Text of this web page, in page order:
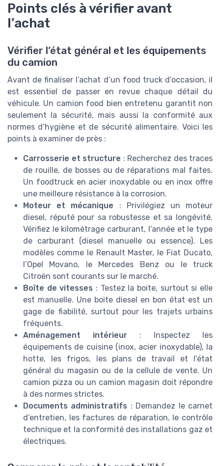
Points clés à vérifier avant
l’achat
Vérifier l’état général et les équipements
du camion
Avant de finaliser l’achat d’un food truck d’occasion, il
est essentiel de passer en revue chaque détail du
véhicule. Un camion food bien entretenu garantit non
seulement la sécurité, mais aussi la conformité aux
normes d’hygiène et de sécurité alimentaire. Voici les
points à examiner de près :
Carrosserie et structure : Recherchez des traces
de rouille, de bosses ou de réparations mal faites.
Un foodtruck en acier inoxydable ou en inox offre
une meilleure résistance à la corrosion.
Moteur et mécanique : Privilégiez un moteur
diesel, réputé pour sa robustesse et sa longévité.
Vérifiez le kilométrage carburant, l’année et le type
de carburant (diesel manuelle ou essence). Les
modèles comme le Renault Master, le Fiat Ducato,
l’Opel Movano, le Mercedes Benz ou le truck
Citroën sont courants sur le marché.
Boîte de vitesses : Testez la boite, surtout si elle
est manuelle. Une boite diesel en bon état est un
gage de fiabilité, surtout pour les trajets urbains
fréquents.
Aménagement intérieur : Inspectez les
équipements de cuisine (inox, acier inoxydable), la
hotte, les frigos, les plans de travail et l’état
général du magasin ou de la cellule de vente. Un
camion pizza ou un camion magasin doit répondre
à des normes strictes.
Documents administratifs : Demandez le carnet
d’entretien, les factures de réparation, le contrôle
technique et la conformité des installations gaz et
électriques.